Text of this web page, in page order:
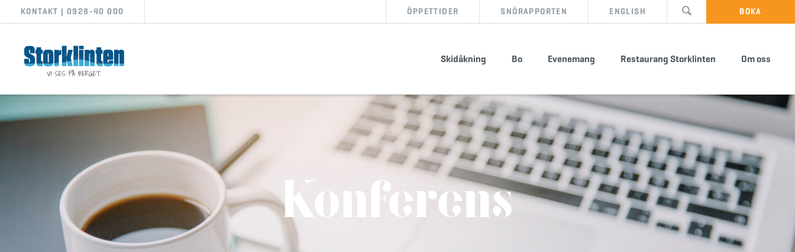
KONTAKT | 0928-40 000 ÖPPETTIDER SNÖRAPPORTEN ENGLISH BOKA
Skidåkning Bo Evenemang Restaurang Storklinten Om oss
Konferens